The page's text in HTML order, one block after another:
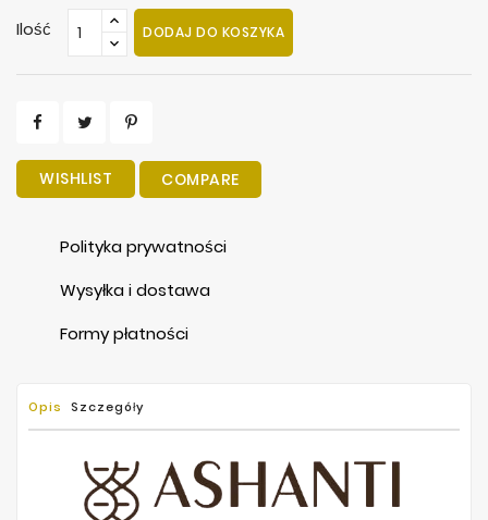
Ilość DODAJ DO KOSZYKA
WISHLIST COMPARE
Polityka prywatności
Wysyłka i dostawa
Formy płatności
Opis Szczegóły